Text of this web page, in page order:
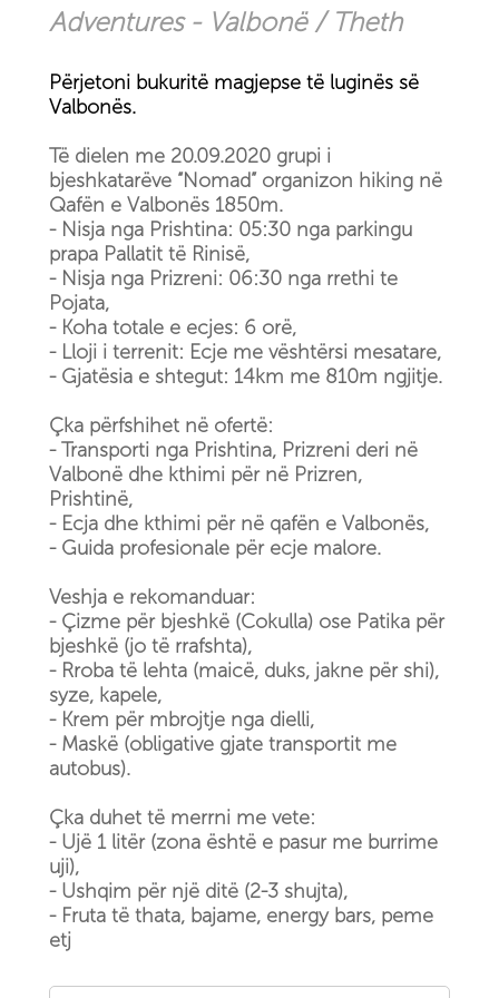
Adventures - Valbonë / Theth
Përjetoni bukuritë magjepse të luginës së
Valbonës.
Të dielen me 20.09.2020 grupi i
bjeshkatarëve “Nomad” organizon hiking në
Qafën e Valbonës 1850m.
- Nisja nga Prishtina: 05:30 nga parkingu
prapa Pallatit të Rinisë,
- Nisja nga Prizreni: 06:30 nga rrethi te
Pojata,
- Koha totale e ecjes: 6 orë,
- Lloji i terrenit: Ecje me vështërsi mesatare,
- Gjatësia e shtegut: 14km me 810m ngjitje.
Çka përfshihet në ofertë:
- Transporti nga Prishtina, Prizreni deri në
Valbonë dhe kthimi për në Prizren,
Prishtinë,
- Ecja dhe kthimi për në qafën e Valbonës,
- Guida profesionale për ecje malore.
Veshja e rekomanduar:
- Çizme për bjeshkë (Cokulla) ose Patika për
bjeshkë (jo të rrafshta),
- Rroba të lehta (maicë, duks, jakne për shi),
syze, kapele,
- Krem për mbrojtje nga dielli,
- Maskë (obligative gjate transportit me
autobus).
Çka duhet të merrni me vete:
- Ujë 1 litër (zona është e pasur me burrime
uji),
- Ushqim për një ditë (2-3 shujta),
- Fruta të thata, bajame, energy bars, peme
etj